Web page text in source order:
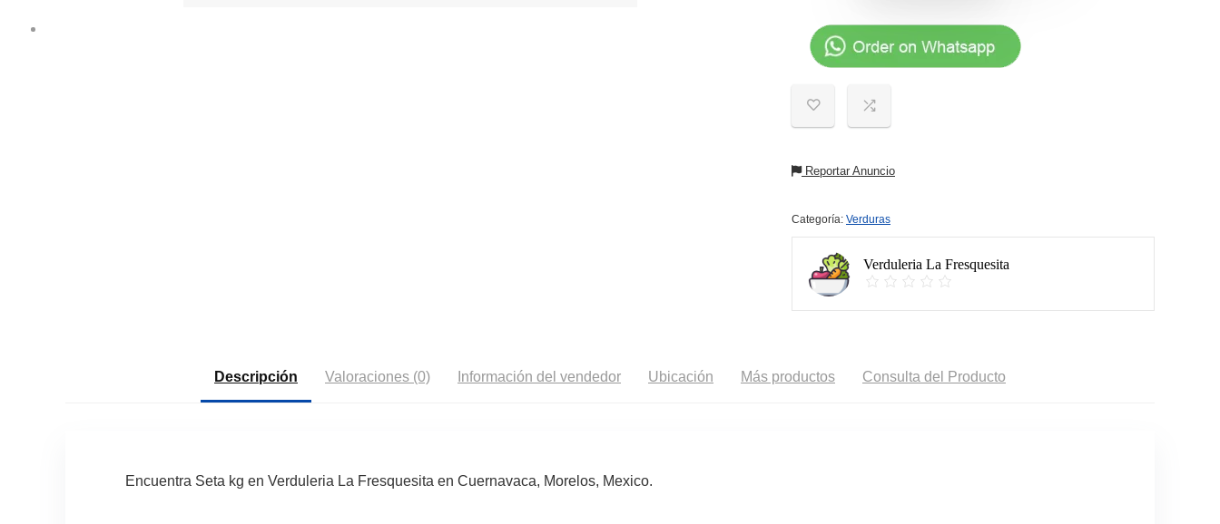
Reportar Anuncio
Categoría: Verduras
Verduleria La Fresquesita
Descripción Valoraciones (0) Información del vendedor Ubicación Más productos Consulta del Producto
Encuentra Seta kg en Verduleria La Fresquesita en Cuernavaca, Morelos, Mexico.